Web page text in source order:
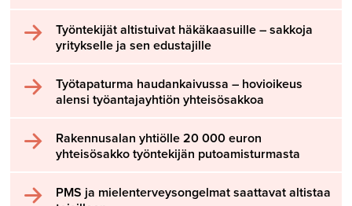
Työntekijät altistuivat häkäkaasuille – sakkoja
yritykselle ja sen edustajille
Työtapaturma haudankaivussa – hovioikeus
alensi työantajayhtiön yhteisösakkoa
Rakennusalan yhtiölle 20 000 euron
yhteisösakko työntekijän putoamisturmasta
PMS ja mielenterveysongelmat saattavat altistaa